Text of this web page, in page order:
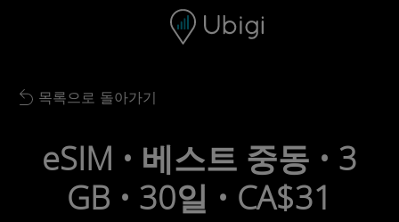
내비게이션 바 하단
Back to list
목록으로 돌아가기
eSIM • 베스트 중동 • 3
GB • 30일 • CA$31